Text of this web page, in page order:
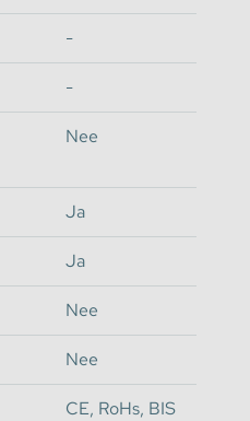
-
-
Nee
Ja
Ja
Nee
Nee
CE, RoHs, BIS